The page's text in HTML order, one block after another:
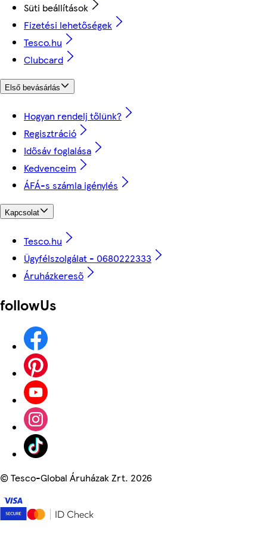
Süti beállítások
Fizetési lehetőségek
Tesco.hu
Clubcard
Első bevásárlás
Hogyan rendelj tőlünk?
Regisztráció
Idősáv foglalása
Kedvenceim
ÁFÁ-s számla igénylés
Kapcsolat
Tesco.hu
Ügyfélszolgálat - 0680222333
Áruházkereső
followUs
©Tesco-Global Áruházak Zrt. 2026